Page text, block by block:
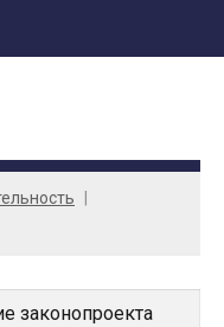
законопроекта